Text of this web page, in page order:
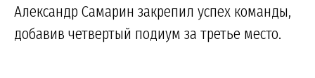
Александр Самарин закрепил успех команды,
добавив четвертый подиум за третье место.